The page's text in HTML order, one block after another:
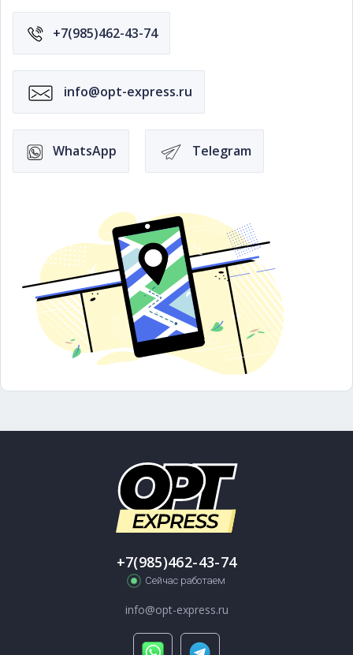
+7(985)462-43-74
info@opt-express.ru
WhatsApp Telegram
+7(985)462-43-74
Сейчас работаем
info@opt-express.ru